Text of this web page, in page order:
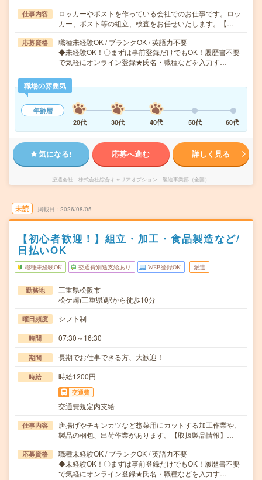
仕事内容
ロッカーやポストを作っている会社でのお仕事です。ロッ
カー、ポスト等の組立、検査をお任せいたします。【…
応募資格
職種未経験OK / ブランクOK / 英語力不要
◆未経験OK！〇まずは事前登録だけでもOK！履歴書不要
で気軽にオンライン登録★氏名・職種などを入力す…
職場の雰囲気
年齢層
20代
30代 40代 50代 60代
気になる! 応募へ進む 詳しく見る
派遣会社 株式会社綜合キャリアオプション 製造事業部（全国）
未読 掲載日 2026/08/05
【初心者歓迎！】組立・加工・食品製造など/
日払いOK
職種未経験OK 交通費別途支給あり WEB登録OK 派遣
勤務地
三重県松阪市
松ケ崎(三重県)駅から徒歩10分
曜日頻度 シフト制
時間 07:30～16:30
期間 長期でお仕事できる方、大歓迎！
時給 時給1200円
交通費
交通費規定内支給
仕事内容
唐揚げやチキンカツなど惣菜用にカットする加工作業や、
製品の梱包、出荷作業があります。【取扱製品情報】…
応募資格
職種未経験OK / ブランクOK / 英語力不要
◆未経験OK！〇まずは事前登録だけでもOK！履歴書不要
で気軽にオンライン登録★氏名・職種などを入力す…